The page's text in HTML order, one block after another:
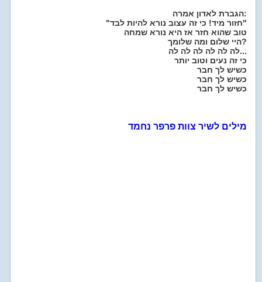
הגברת לאדון אמרה:
"חזור מיד! כי זה עצוב נורא להיות לבד"
טוב שהוא חזר אז היא נורא שמחה
היי שלום ומה שלומך?
לה לה לה לה לה לה...
כי זה נעים וטוב יותר
כשיש לך חבר
כשיש לך חבר
כשיש לך חבר
מילים לשיר צוות פרפר נחמד